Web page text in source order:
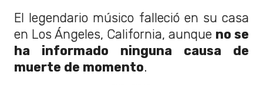
El legendario músico falleció en su casa
en Los Ángeles, California, aunque no se
ha informado ninguna causa de
muerte de momento.